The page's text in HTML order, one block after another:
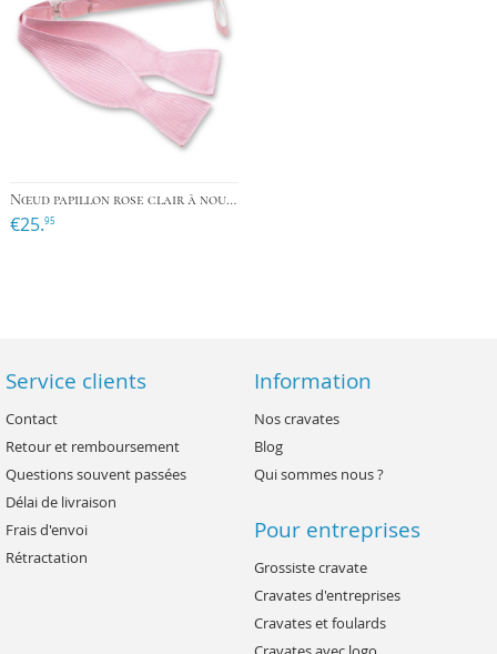
Nœud papillon rose clair à nouer
€25.95
Service clients
Contact
Retour et remboursement
Questions souvent passées
Délai de livraison
Frais d'envoi
Rétractation
Information
Nos cravates
Blog
Qui sommes nous ?
Pour entreprises
Grossiste cravate
Cravates d'entreprises
Cravates et foulards